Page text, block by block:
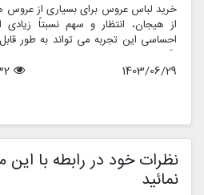
خرید لباس عروس برای بسیاری از
از هیجان، انتظار و سهم نسبتاً
احساسی این تجربه می تواند به طور
بگذارد و منجر به انتخاب هایی شود که
روانی عمیق تری را نیز منعکس می کند.
1403/06/29
نظرات خود در رابطه با
نمائید